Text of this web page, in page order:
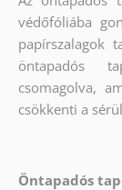
védőfóliába
papírszalagok
öntapadós
csomagolva,
csökkenti a
Öntapadós